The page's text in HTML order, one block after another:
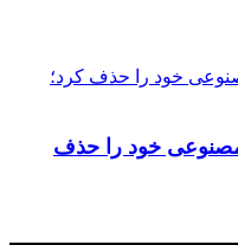
خود را حذف